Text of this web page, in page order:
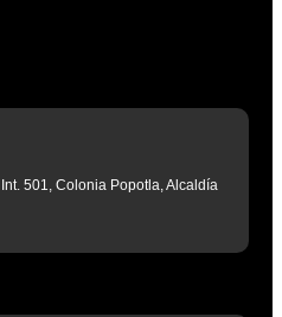
501, Colonia Popotla, Alcaldía